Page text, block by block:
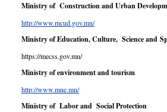
Ministry of Construction and Urban
http://www.mcud.gov.mn/
Ministry of Education, Culture, Science and
https://mecss.gov.mn/
Ministry of environment and tourism
http://www.mne.mn/
Ministry of Labor and Social Protection